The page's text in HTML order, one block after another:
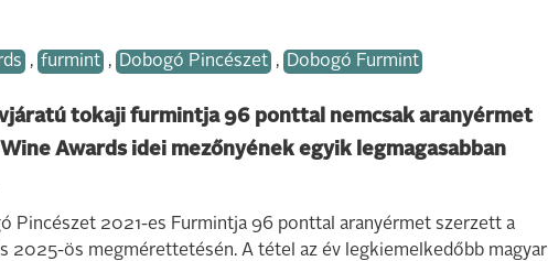
, furmint , Dobogó Pincészet , Dobogó Furmint
tokaji furmintja 96 ponttal nemcsak aranyérmet
Awards idei mezőnyének egyik legmagasabban
Pincészet 2021-es Furmintja 96 ponttal aranyérmet szerzett a
2025-ös megmérettetésén. A tétel az év legkiemelkedőbb magyar